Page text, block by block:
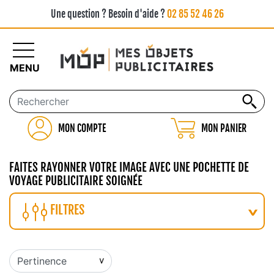
Une question ? Besoin d'aide ?02 85 52 46 26
MON COMPTE MON PANIER
MENU
FAITES RAYONNER VOTRE IMAGE AVEC UNE POCHETTE DE
VOYAGE PUBLICITAIRE SOIGNÉE
FILTRES